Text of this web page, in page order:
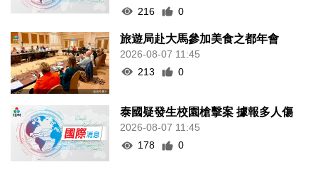
216
0
旅遊局赴大馬參加美食之都年會
2026-08-07 11:45
213
0
泰國疑發生校園槍擊案 據報多人傷
2026-08-07 11:45
178
0